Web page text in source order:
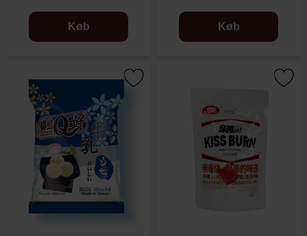
Køb Køb